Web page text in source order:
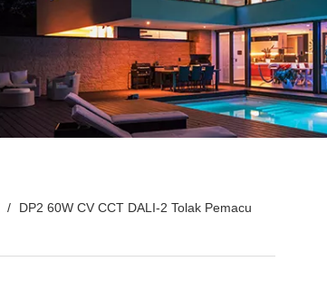
/
DP2 60W CV CCT DALI-2 Tolak Pemacu